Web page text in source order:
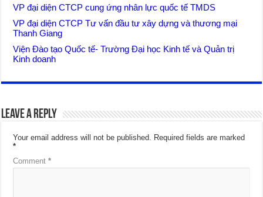
VP đại diện CTCP cung ứng nhân lực quốc tế TMDS
VP đại diện CTCP Tư vấn đầu tư xây dựng và thương mại
Thanh Giang
Viện Đào tạo Quốc tế- Trường Đại học Kinh tế và Quản trị
Kinh doanh
Leave a Reply
Your email address will not be published. Required fields are marked
*
Comment*